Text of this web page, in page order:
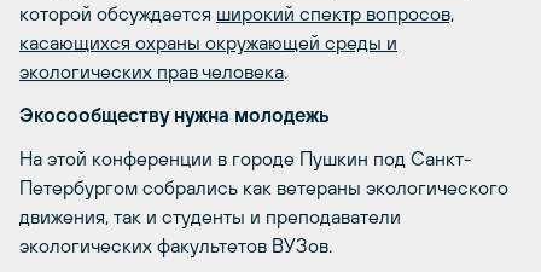
которой обсуждается широкий спектр вопросов,
касающихся охраны окружающей среды и
экологических прав человека.
Экосообществу нужна молодежь
На этой конференции в городе Пушкин под Санкт-
Петербургом собрались как ветераны экологического
движения, так и студенты и преподаватели
экологических факультетов ВУЗов.